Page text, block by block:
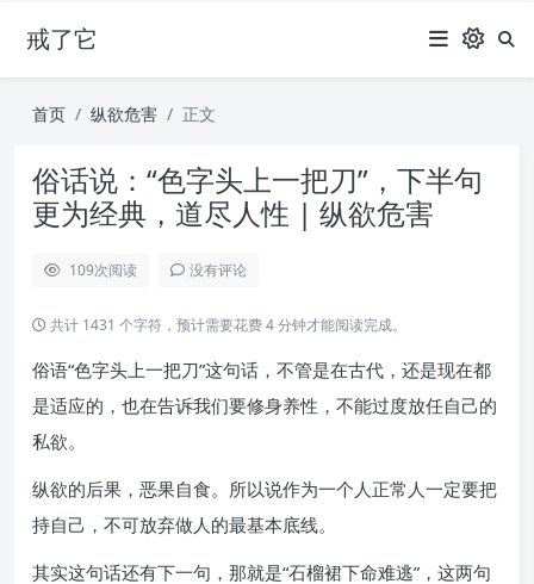
戒了它
首页 纵欲危害 正文
俗话说：“色字头上一把刀”，下半句
更为经典，道尽人性 | 纵欲危害
109次阅读 没有评论
共计 1431 个字符，预计需要花费 4 分钟才能阅读完成。
俗语“色字头上一把刀”这句话，不管是在古代，还是现在都
是适应的，也在告诉我们要修身养性，不能过度放任自己的
私欲。
纵欲的后果，恶果自食。所以说作为一个人正常人一定要把
持自己，不可放弃做人的最基本底线。
其实这句话还有下一句，那就是“石榴裙下命难逃”，这两句